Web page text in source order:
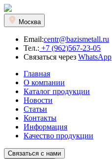
Москва
Email:centr@bazismetall.ru
Тел.: +7 (962)567-23-05
Связаться через WhatsApp
Главная
О компании
Каталог продукции
Новости
Статьи
Контакты
Информация
Качество продукции
Связаться с нами